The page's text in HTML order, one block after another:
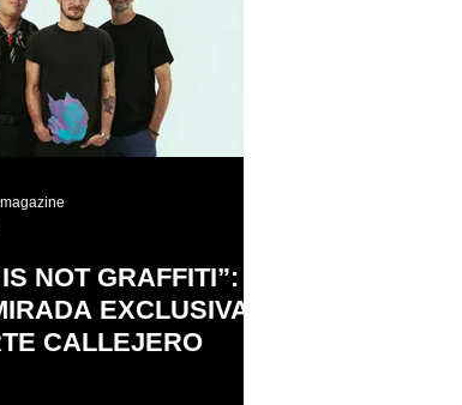
NOT GRAFFITI”:
EXCLUSIVA
CALLEJERO